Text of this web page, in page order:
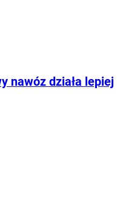
nawóz działa lepiej